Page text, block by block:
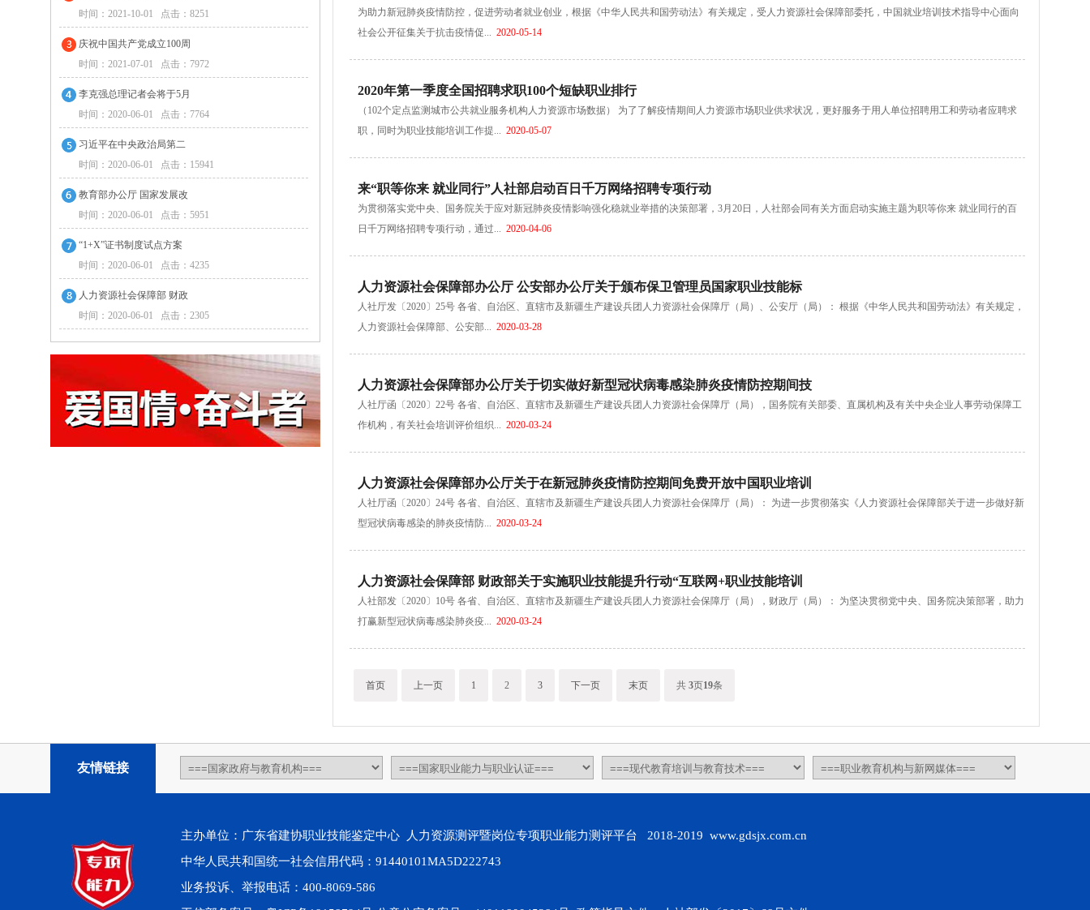
时间：2021-10-01 点击：8251
庆祝中国共产党成立100周
时间：2021-07-01 点击：7972
李克强总理记者会将于5月
时间：2020-06-01 点击：7764
习近平在中央政治局第二
时间：2020-06-01 点击：15941
教育部办公厅 国家发展改
时间：2020-06-01 点击：5951
“1+X”证书制度试点方案
时间：2020-06-01 点击：4235
人力资源社会保障部 财政
时间：2020-06-01 点击：2305
为助力新冠肺炎疫情防控，促进劳动者就业创业，根据《中华人民共和国劳动法》有关规定，受人力资源社会保障部委托，中国就业培训技术指导中心面向
社会公开征集关于抗击疫情促... 2020-05-14
2020年第一季度全国招聘求职100个短缺职业排行
（102个定点监测城市公共就业服务机构人力资源市场数据） 为了了解疫情期间人力资源市场职业供求状况，更好服务于用人单位招聘用工和劳动者应聘求
职，同时为职业技能培训工作提... 2020-05-07
来“职等你来 就业同行”人社部启动百日千万网络招聘专项行动
为贯彻落实党中央、国务院关于应对新冠肺炎疫情影响强化稳就业举措的决策部署，3月20日，人社部会同有关方面启动实施主题为职等你来 就业同行的百
日千万网络招聘专项行动，通过... 2020-04-06
人力资源社会保障部办公厅 公安部办公厅关于颁布保卫管理员国家职业技能标
人社厅发〔2020〕25号 各省、自治区、直辖市及新疆生产建设兵团人力资源社会保障厅（局）、公安厅（局）： 根据《中华人民共和国劳动法》有关规定，
人力资源社会保障部、公安部... 2020-03-28
人力资源社会保障部办公厅关于切实做好新型冠状病毒感染肺炎疫情防控期间技
人社厅函〔2020〕22号 各省、自治区、直辖市及新疆生产建设兵团人力资源社会保障厅（局），国务院有关部委、直属机构及有关中央企业人事劳动保障工
作机构，有关社会培训评价组织... 2020-03-24
人力资源社会保障部办公厅关于在新冠肺炎疫情防控期间免费开放中国职业培训
人社厅函〔2020〕24号 各省、自治区、直辖市及新疆生产建设兵团人力资源社会保障厅（局）： 为进一步贯彻落实《人力资源社会保障部关于进一步做好新
型冠状病毒感染的肺炎疫情防... 2020-03-24
人力资源社会保障部 财政部关于实施职业技能提升行动“互联网+职业技能培训
人社部发〔2020〕10号 各省、自治区、直辖市及新疆生产建设兵团人力资源社会保障厅（局），财政厅（局）： 为坚决贯彻党中央、国务院决策部署，助力
打赢新型冠状病毒感染肺炎疫... 2020-03-24
首页 上一页 1 2 3 下一页 末页 共 3页19条
友情链接
主办单位：广东省建协职业技能鉴定中心 人力资源测评暨岗位专项职业能力测评平台 2018-2019 www.gdsjx.com.cn
中华人民共和国统一社会信用代码：91440101MA5D222743
业务投诉、举报电话：400-8069-586